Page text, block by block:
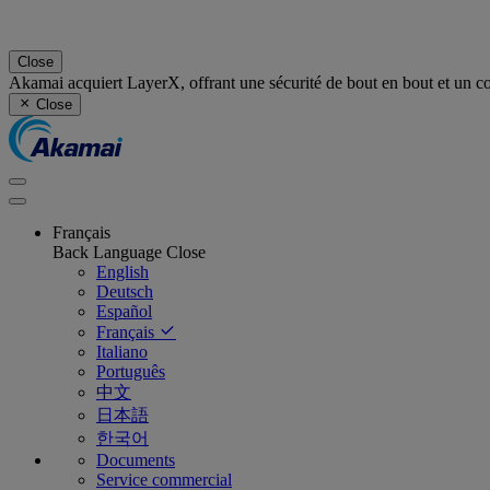
Close
Akamai acquiert LayerX, offrant une sécurité de bout en bout et un
Close
Français
Back Language Close
English
Deutsch
Español
Français
Italiano
Português
中文
日本語
한국어
Documents
Service commercial